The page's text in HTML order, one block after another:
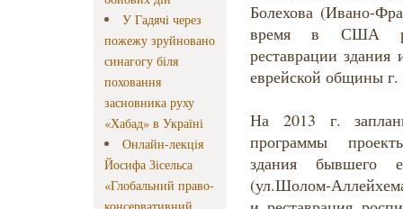
У Гадячі через
пожежу зруйновано
синагогу біля
поховання
засновника руху
«Хабад» в Україні
Онлайн-лекція
Йосифа Зісельса
«Глобальний право-
Болехова (Ивано-
время в США
реставрации
еврейской общины г.
На 2013 г.
программы
здания бывшего
(ул.Шолом-